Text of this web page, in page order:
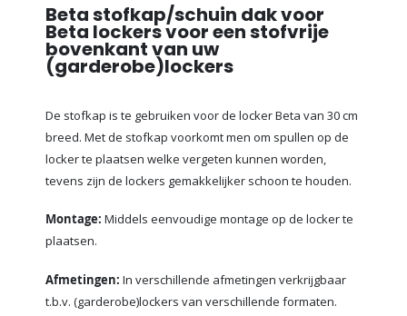
Beta stofkap/schuin dak voor
Beta lockers voor een stofvrije
bovenkant van uw
(garderobe)lockers
De stofkap is te gebruiken voor de locker Beta van 30 cm
breed. Met de stofkap voorkomt men om spullen op de
locker te plaatsen welke vergeten kunnen worden,
tevens zijn de lockers gemakkelijker schoon te houden.
Montage: Middels eenvoudige montage op de locker te
plaatsen.
Afmetingen: In verschillende afmetingen verkrijgbaar
t.b.v. (garderobe)lockers van verschillende formaten.